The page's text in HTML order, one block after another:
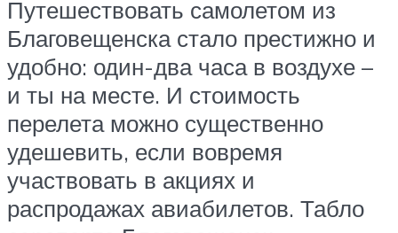
Путешествовать самолетом из
Благовещенска стало престижно и
удобно: один-два часа в воздухе –
и ты на месте. И стоимость
перелета можно существенно
удешевить, если вовремя
участвовать в акциях и
распродажах авиабилетов. Табло